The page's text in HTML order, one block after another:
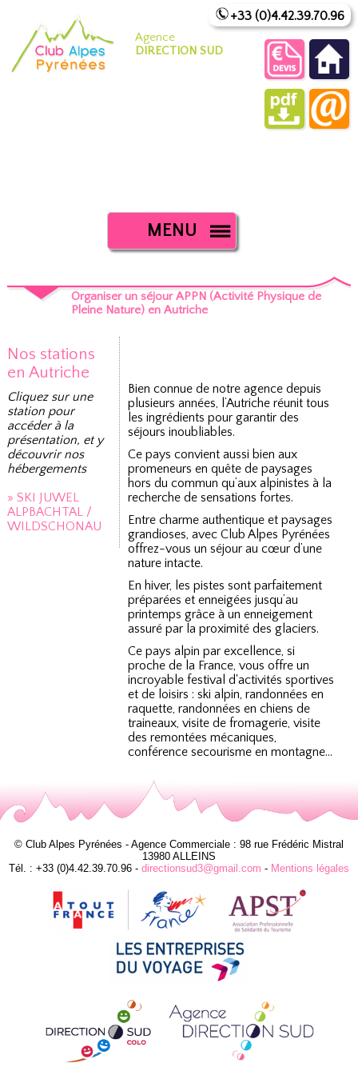
Agence
DIRECTION SUD
+33 (0)4.42.39.70.96
MENU
Organiser un séjour APPN (Activité Physique de
Pleine Nature) en Autriche
Nos stations
en Autriche
Cliquez sur une
station pour
accéder à la
présentation, et y
découvrir nos
hébergements
» SKI JUWEL
ALPBACHTAL /
WILDSCHONAU
Bien connue de notre agence depuis
plusieurs années, l’Autriche réunit tous
les ingrédients pour garantir des
séjours inoubliables.
Ce pays convient aussi bien aux
promeneurs en quête de paysages
hors du commun qu’aux alpinistes à la
recherche de sensations fortes.
Entre charme authentique et paysages
grandioses, avec Club Alpes Pyrénées
offrez-vous un séjour au cœur d’une
nature intacte.
En hiver, les pistes sont parfaitement
préparées et enneigées jusqu’au
printemps grâce à un enneigement
assuré par la proximité des glaciers.
Ce pays alpin par excellence, si
proche de la France, vous offre un
incroyable festival d'activités sportives
et de loisirs : ski alpin, randonnées en
raquette, randonnées en chiens de
traineaux, visite de fromagerie, visite
des remontées mécaniques,
conférence secourisme en montagne…
© Club Alpes Pyrénées - Agence Commerciale : 98 rue Frédéric Mistral
13980 ALLEINS
Tél. : +33 (0)4.42.39.70.96 - directionsud3@gmail.com - Mentions légales